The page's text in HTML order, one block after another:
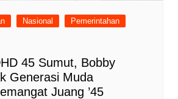
Nasional
Pemerintahan
45 Sumut, Bobby
Generasi Muda
Juang ’45